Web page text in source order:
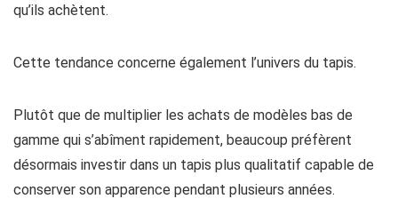
qu’ils achètent.
Cette tendance concerne également l’univers du tapis.
Plutôt que de multiplier les achats de modèles bas de
gamme qui s’abîment rapidement, beaucoup préfèrent
désormais investir dans un tapis plus qualitatif capable de
conserver son apparence pendant plusieurs années.